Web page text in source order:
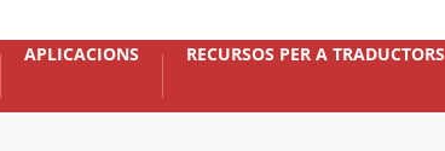
APLICACIONS RECURSOS PER A TRADUCTORS